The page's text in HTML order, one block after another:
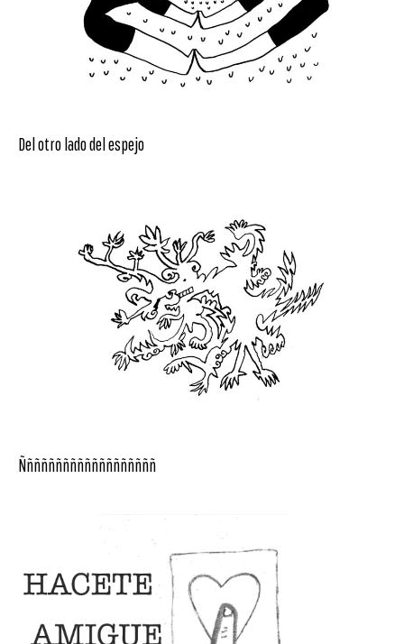
Del otro lado del espejo
Ñññññññññññññññññññ